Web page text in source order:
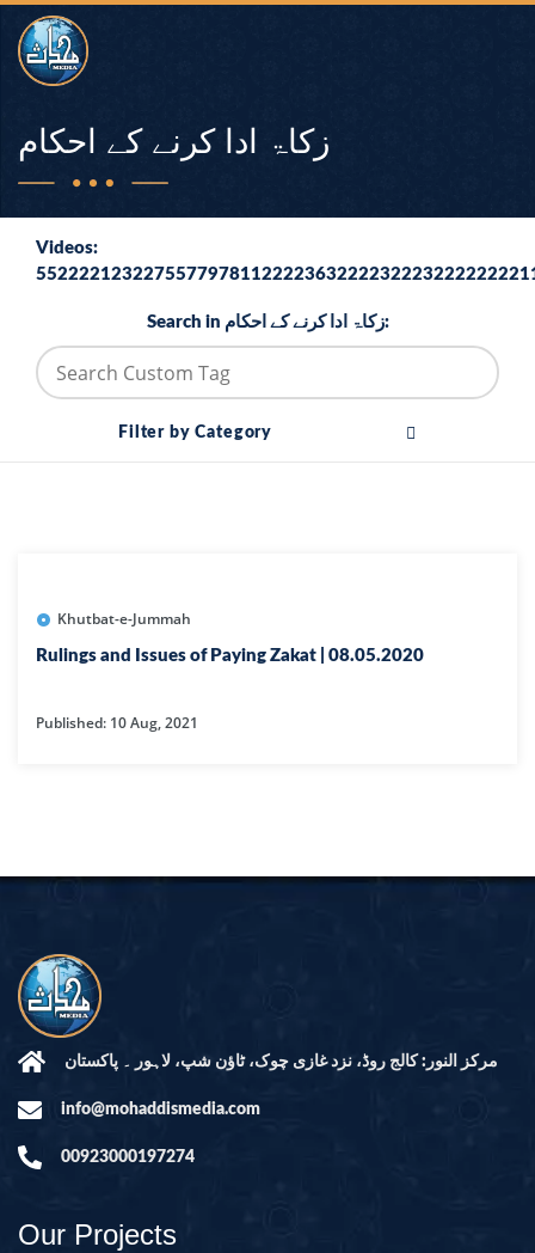
زکاۃ ادا کرنے کے احکام
Videos:
Search in زکاۃ ادا کرنے کے احکام:
Filter by Category
Khutbat-e-Jummah
Rulings and Issues of Paying Zakat | 08.05.2020
Published: 10 Aug, 2021
مرکز النور: کالج روڈ، نزد غازی چوک، ٹاؤن شپ، لاہور ۔ پاکستان
info@mohaddismedia.com
00923000197274
Our Projects